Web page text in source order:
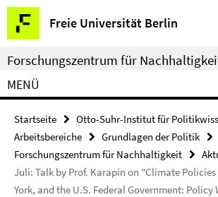
Springe
direkt
zu
Inhalt
Freie Universität Berlin
Service-
Navigation
Forschungszentrum für
MENÜ
Startseite
Otto-Suhr-Institut für
Arbeitsbereiche
Grundlagen der Politik
Forschungszentrum für Nachhaltigkeit
Juli: Talk by Prof. Karapin on "Climate
York, and the U.S. Federal Government: Policy